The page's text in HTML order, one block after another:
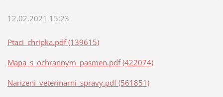
12.02.2021 15:23
Ptaci_chripka.pdf (139615)
Mapa_s_ochrannym_pasmen.pdf (422074)
Narizeni_veterinarni_spravy.pdf (561851)